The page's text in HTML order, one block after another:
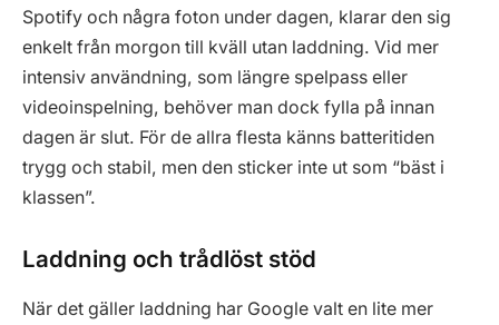
Spotify och några foton under dagen, klarar den sig
enkelt från morgon till kväll utan laddning. Vid mer
intensiv användning, som längre spelpass eller
videoinspelning, behöver man dock fylla på innan
dagen är slut. För de allra flesta känns batteritiden
trygg och stabil, men den sticker inte ut som “bäst i
klassen”.
Laddning och trådlöst stöd
När det gäller laddning har Google valt en lite mer